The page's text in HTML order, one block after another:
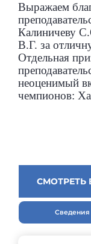
Выражаем
Калиничеву
В.Г. за
Отдельная
неоценимый
чемпионов:
Сведения